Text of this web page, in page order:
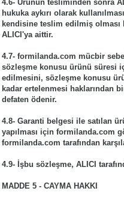
4.6- Ürünün tesliminden sonra
hukuka aykırı olarak
kendisine teslim edilmiş
ALICI'ya aittir.
4.7- formilanda.com mücbir
sözleşme konusu ürünü süresi
edilmesini, sözleşme konusu
kadar ertelenmesi haklarından
defaten ödenir.
4.8- Garanti belgesi ile satılan
yapılması için formilanda.com
formilanda.com tarafından
4.9- İşbu sözleşme, ALICI
MADDE 5 - CAYMA HAKKI